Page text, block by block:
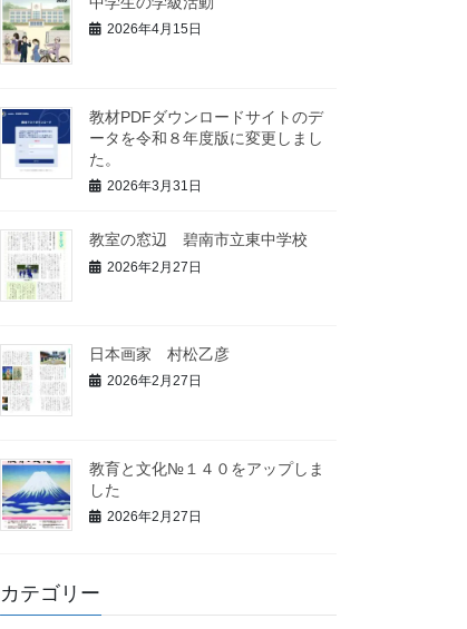
2026年4月15日
教材PDFダウンロードサイトのデ
ータを令和８年度版に変更しまし
た。
2026年3月31日
教室の窓辺 碧南市立東中学校
2026年2月27日
日本画家 村松乙彦
2026年2月27日
教育と文化№１４０をアップしま
した
2026年2月27日
カテゴリー